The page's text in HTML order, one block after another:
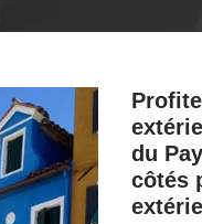
du
côtés